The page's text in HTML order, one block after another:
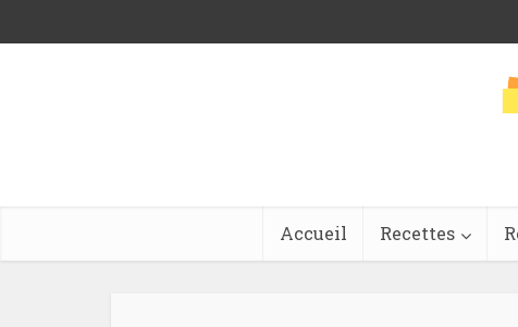
Accueil Recettes